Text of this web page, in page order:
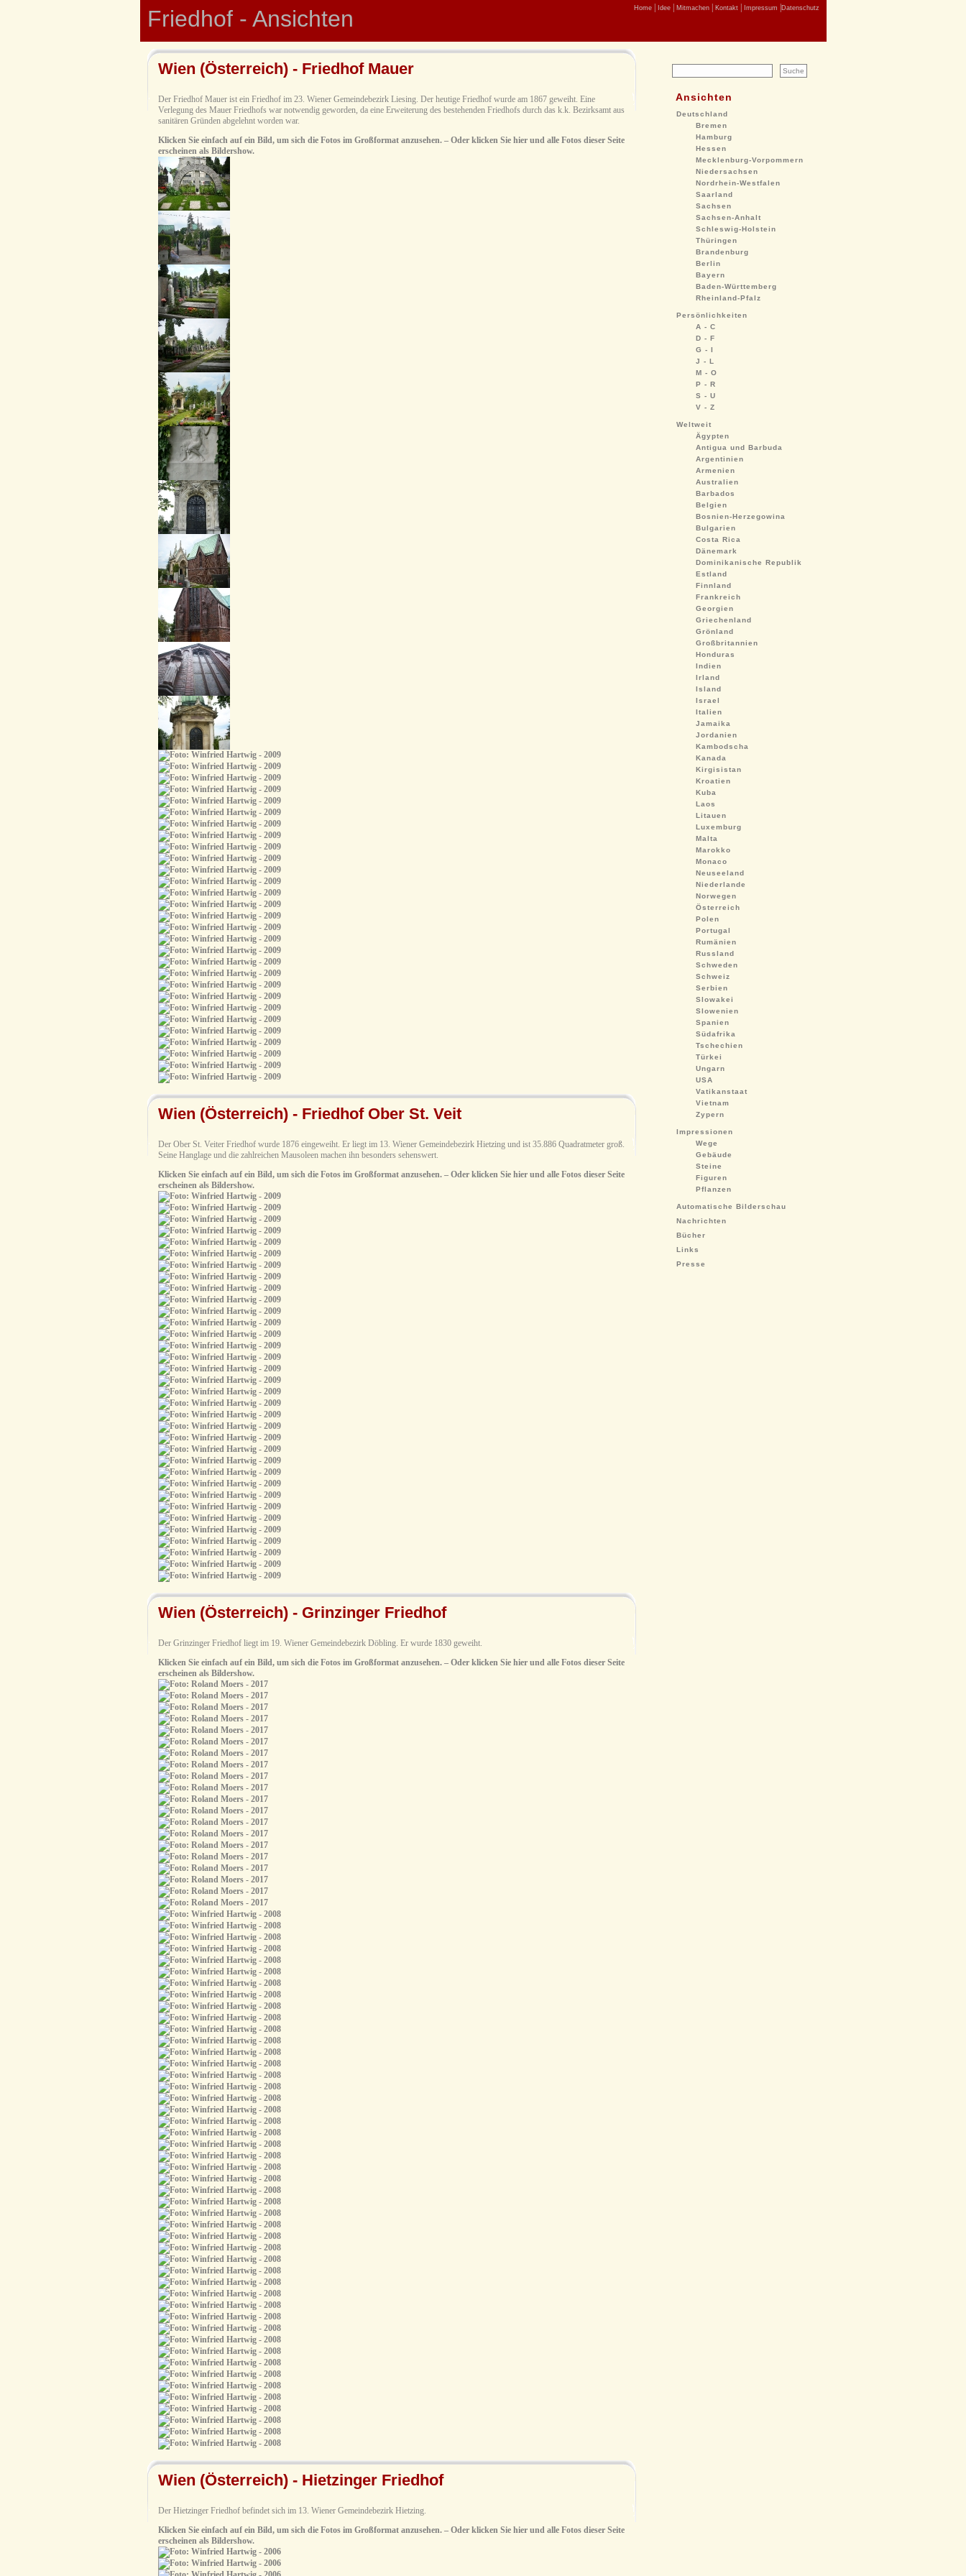
Friedhof - Ansichten Home Idee Mitmachen Kontakt Impressum Datenschutz
Wien (Österreich) - Friedhof Mauer
Der Friedhof Mauer ist ein Friedhof im 23. Wiener Gemeindebezirk Liesing. Der heutige Friedhof wurde am 1867 geweiht. Eine
Verlegung des Mauer Friedhofs war notwendig geworden, da eine Erweiterung des bestehenden Friedhofs durch das k.k. Bezirksamt aus
sanitären Gründen abgelehnt worden war.
Klicken Sie einfach auf ein Bild, um sich die Fotos im Großformat anzusehen. – Oder klicken Sie hier und alle Fotos dieser Seite
erscheinen als Bildershow.
Wien (Österreich) - Friedhof Ober St. Veit
Der Ober St. Veiter Friedhof wurde 1876 eingeweiht. Er liegt im 13. Wiener Gemeindebezirk Hietzing und ist 35.886 Quadratmeter groß.
Seine Hanglage und die zahlreichen Mausoleen machen ihn besonders sehenswert.
Klicken Sie einfach auf ein Bild, um sich die Fotos im Großformat anzusehen. – Oder klicken Sie hier und alle Fotos dieser Seite
erscheinen als Bildershow.
Wien (Österreich) - Grinzinger Friedhof
Der Grinzinger Friedhof liegt im 19. Wiener Gemeindebezirk Döbling. Er wurde 1830 geweiht.
Klicken Sie einfach auf ein Bild, um sich die Fotos im Großformat anzusehen. – Oder klicken Sie hier und alle Fotos dieser Seite
erscheinen als Bildershow.
Wien (Österreich) - Hietzinger Friedhof
Der Hietzinger Friedhof befindet sich im 13. Wiener Gemeindebezirk Hietzing.
Klicken Sie einfach auf ein Bild, um sich die Fotos im Großformat anzusehen. – Oder klicken Sie hier und alle Fotos dieser Seite
erscheinen als Bildershow.
Ansichten
Deutschland
Bremen
Hamburg
Hessen
Mecklenburg-Vorpommern
Niedersachsen
Nordrhein-Westfalen
Saarland
Sachsen
Sachsen-Anhalt
Schleswig-Holstein
Thüringen
Brandenburg
Berlin
Bayern
Baden-Württemberg
Rheinland-Pfalz
Persönlichkeiten
A - C
D - F
G - I
J - L
M - O
P - R
S - U
V - Z
Weltweit
Ägypten
Antigua und Barbuda
Argentinien
Armenien
Australien
Barbados
Belgien
Bosnien-Herzegowina
Bulgarien
Costa Rica
Dänemark
Dominikanische Republik
Estland
Finnland
Frankreich
Georgien
Griechenland
Grönland
Großbritannien
Honduras
Indien
Irland
Island
Israel
Italien
Jamaika
Jordanien
Kambodscha
Kanada
Kirgisistan
Kroatien
Kuba
Laos
Litauen
Luxemburg
Malta
Marokko
Monaco
Neuseeland
Niederlande
Norwegen
Österreich
Polen
Portugal
Rumänien
Russland
Schweden
Schweiz
Serbien
Slowakei
Slowenien
Spanien
Südafrika
Tschechien
Türkei
Ungarn
USA
Vatikanstaat
Vietnam
Zypern
Impressionen
Wege
Gebäude
Steine
Figuren
Pflanzen
Automatische Bilderschau
Nachrichten
Bücher
Links
Presse